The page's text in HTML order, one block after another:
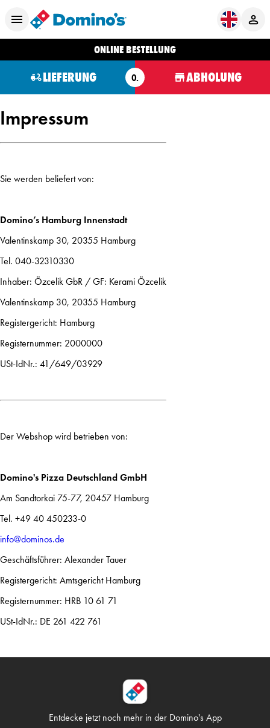
ONLINE BESTELLUNG
LIEFERUNG O. ABHOLUNG
Impressum
Sie werden beliefert von:
Domino’s Hamburg Innenstadt
Valentinskamp 30, 20355 Hamburg
Tel. 040-32310330
Inhaber: Özcelik GbR / GF: Kerami Özcelik
Valentinskamp 30, 20355 Hamburg
Registergericht: Hamburg
Registernummer: 2000000
USt-IdNr.: 41/649/03929
Der Webshop wird betrieben von:
Domino's Pizza Deutschland GmbH
Am Sandtorkai 75-77, 20457 Hamburg
Tel. +49 40 450233-0
info@dominos.de
Geschäftsführer: Alexander Tauer
Registergericht: Amtsgericht Hamburg
Registernummer: HRB 10 61 71
USt-IdNr.: DE 261 422 761
Entdecke jetzt noch mehr in der Domino's App